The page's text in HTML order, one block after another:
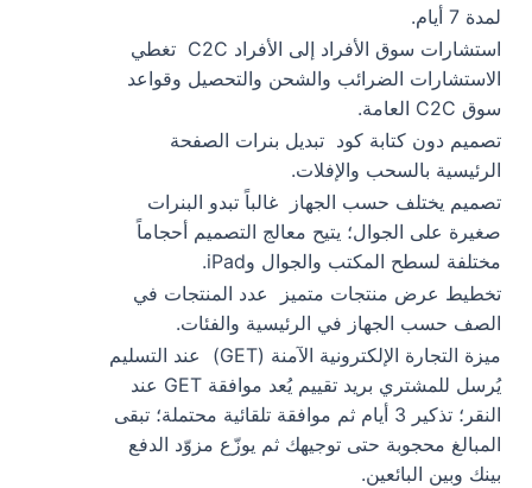
لمدة 7 أيام.
استشارات سوق الأفراد إلى الأفراد C2C
تغطي
الاستشارات الضرائب والشحن والتحصيل وقواعد
سوق C2C العامة.
تصميم دون كتابة كود تبديل بنرات الصفحة
الرئيسية بالسحب والإفلات.
تصميم يختلف حسب الجهاز
غالباً تبدو البنرات
صغيرة على الجوال؛ يتيح معالج التصميم أحجاماً
مختلفة لسطح المكتب والجوال وiPad.
تخطيط عرض منتجات متميز
عدد المنتجات في
الصف حسب الجهاز في الرئيسية والفئات.
ميزة التجارة الإلكترونية الآمنة (GET)
عند التسليم
يُرسل للمشتري بريد تقييم يُعد موافقة GET عند
النقر؛ تذكير 3 أيام ثم موافقة تلقائية محتملة؛ تبقى
المبالغ محجوبة حتى توجيهك ثم يوزّع مزوّد الدفع
بينك وبين البائعين.